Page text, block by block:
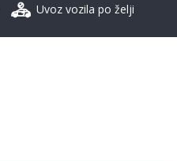
Uvoz vozila po želji